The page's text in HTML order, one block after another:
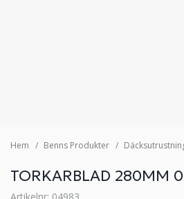
Hem Benns Produkter
TORKARBLAD 280MM